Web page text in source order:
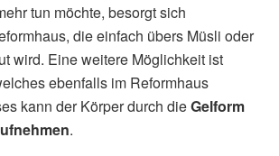
tun möchte, besorgt sich
die einfach übers Müsli oder
wird. Eine weitere Möglichkeit ist
ebenfalls im Reformhaus
kann der Körper durch dieGelform
.